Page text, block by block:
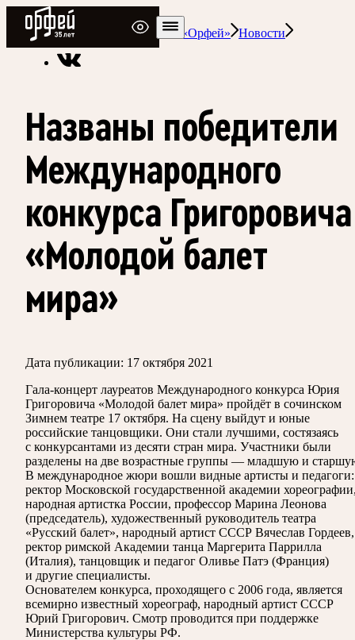
Радио Орфей
Радио классической музыки «Орфей»
Новости
Названы победители
Международного
конкурса Григоровича
«Молодой балет
мира»
Дата публикации: 17 октября 2021
Гала-концерт лауреатов Международного конкурса Юрия
Григоровича «Молодой балет мира» пройдёт в сочинском
Зимнем театре 17 октября. На сцену выйдут и юные
российские танцовщики. Они стали лучшими, состязаясь
с конкурсантами из десяти стран мира. Участники были
разделены на две возрастные группы — младшую и
В международное жюри вошли видные артисты и педагоги:
ректор Московской государственной академии
народная артистка России, профессор Марина Леонова
(председатель), художественный руководитель театра
«Русский балет», народный артист СССР Вячеслав Гордеев,
ректор римской Академии танца Маргерита Паррилла
(Италия), танцовщик и педагог Оливье Патэ (Франция)
и другие специалисты.
Основателем конкурса, проходящего с 2006 года, является
всемирно известный хореограф, народный артист СССР
Юрий Григорович. Смотр проводится при поддержке
Министерства культуры РФ.